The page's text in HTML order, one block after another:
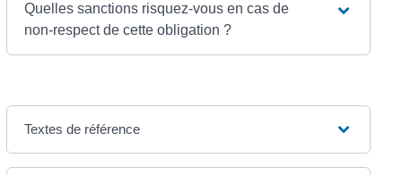
Quelles sanctions risquez-vous en cas de
non-respect de cette obligation ?
Textes de référence